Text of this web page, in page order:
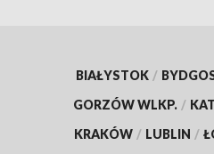
BIAŁYSTOK /
GORZÓW WLKP. /
KRAKÓW / LUBLIN /